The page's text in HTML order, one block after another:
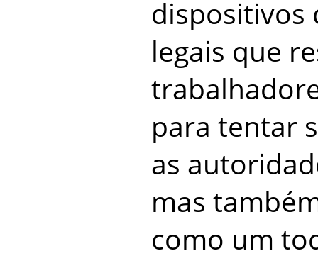
dispositivos
legais que
para tentar
as
mas
como um